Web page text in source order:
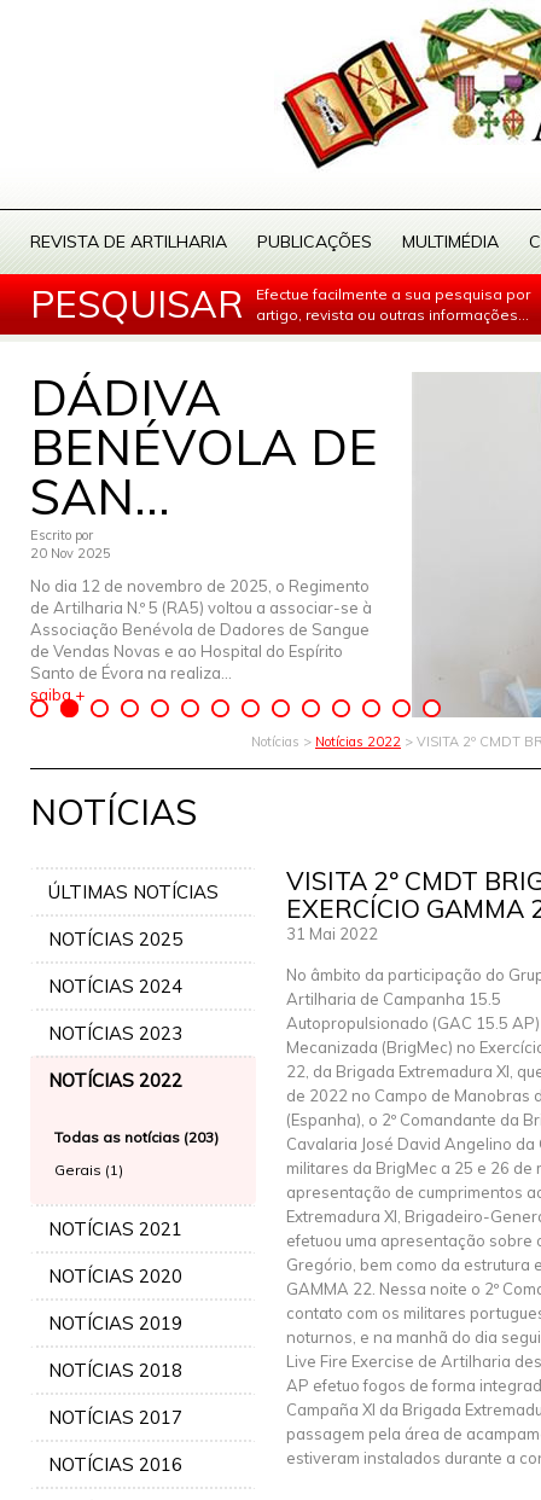
REVISTA DE ARTILHARIA PUBLICAÇÕES MULTIMÉDIA
PESQUISAR
Efectue facilmente a sua pesquisa por
artigo, revista ou outras informações...
DÁDIVA
BENÉVOLA DE
SAN...
Escrito por
20 Nov 2025
No dia 12 de novembro de 2025, o Regimento
de Artilharia N.º 5 (RA5) voltou a associar-se à
Associação Benévola de Dadores de Sangue
de Vendas Novas e ao Hospital do Espírito
Santo de Évora na realiza...
saiba +
Notícias > Notícias 2022 > VISITA 2º CMDT
NOTÍCIAS
ÚLTIMAS NOTÍCIAS
NOTÍCIAS 2025
NOTÍCIAS 2024
NOTÍCIAS 2023
NOTÍCIAS 2022
Todas as notícias (203)
Gerais (1)
NOTÍCIAS 2021
NOTÍCIAS 2020
NOTÍCIAS 2019
NOTÍCIAS 2018
NOTÍCIAS 2017
NOTÍCIAS 2016
VISITA 2º CMDT
EXERCÍCIO GAMMA
31 Mai 2022
No âmbito da participação do
Artilharia de Campanha 15.5
Autopropulsionado (GAC 15.5
Mecanizada (BrigMec) no
22, da Brigada Extremadura XI,
de 2022 no Campo de Manobras
(Espanha), o 2º Comandante da
Cavalaria José David Angelino da
militares da BrigMec a 25 e 26 de
apresentação de cumprimentos
Extremadura XI, Brigadeiro-
efetuou uma apresentação sobre
Gregório, bem como da estrutura
GAMMA 22. Nessa noite o 2º
contato com os militares
noturnos, e na manhã do dia
Live Fire Exercise de Artilharia
AP efetuo fogos de forma
Campaña XI da Brigada
passagem pela área de
estiveram instalados durante a